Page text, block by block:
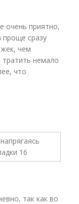
очень приятно,
проще сразу
чем
тратить немало
что
так как во